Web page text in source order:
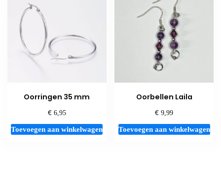
Oorringen 35 mm
€6,95
Toevoegen aan winkelwagen
Oorbellen Laila
€ 9,99
Toevoegen aan winkelwagen